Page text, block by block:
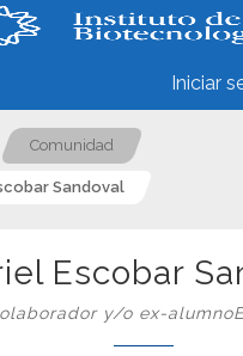
Iniciar
Comunidad
Sandoval
Escobar
y/o ex-